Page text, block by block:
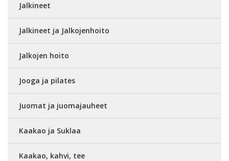
Jalkineet
Jalkineet ja Jalkojenhoito
Jalkojen hoito
Jooga ja pilates
Juomat ja juomajauheet
Kaakao ja Suklaa
Kaakao, kahvi, tee